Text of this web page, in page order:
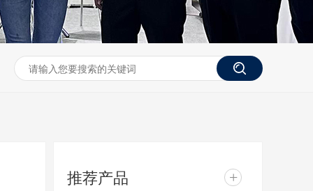
推荐产品 +